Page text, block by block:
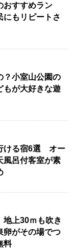
おすすめラン
もリピートさ
？小室山公園の
が大好きな遊
ける宿6選 オー
風呂付客室が素
上30ｍも吹き
がその場でつ
料